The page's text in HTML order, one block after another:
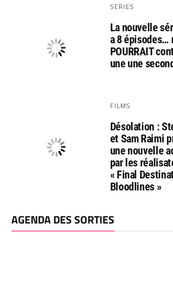
SERIES
La nouvelle
a 8 épisodes…
POURRAIT
une une
FILMS
Désolation :
et Sam Raimi
une nouvelle
par les
« Final
Bloodlines »
AGENDA DES SORTIES